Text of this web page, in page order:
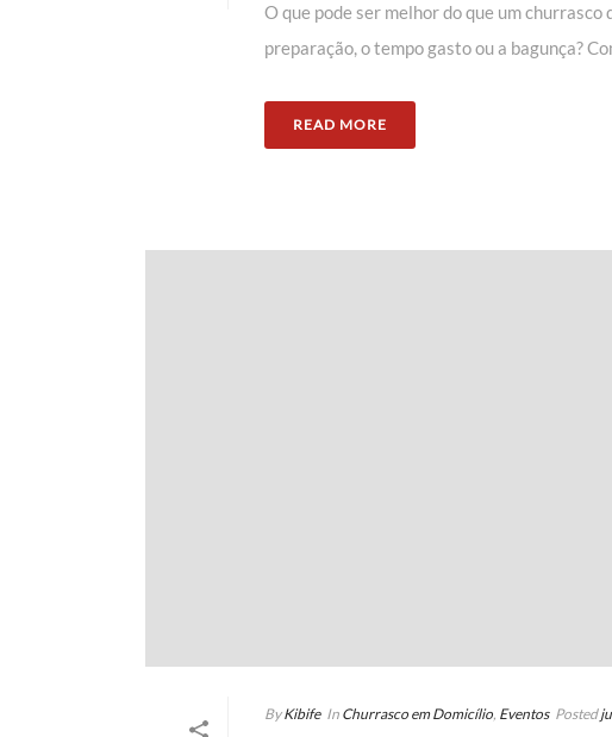
O que pode ser melhor do que um
preparação, o tempo gasto ou a bagunça?
READ MORE
By Kibife In Churrasco em Domicílio, Eventos Posted